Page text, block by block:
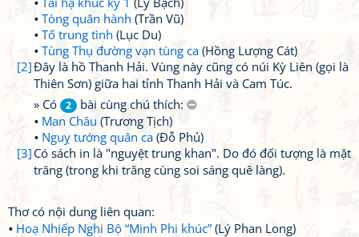
Tòng quân hành (Trần Vũ)
Tố trung tình (Lục Du)
Tùng Thụ đường vạn tùng ca (Hồng Lượng Cát)
[2]Đây là hồ Thanh Hải. Vùng này cũng có núi Kỳ Liên (gọi là
Thiên Sơn) giữa hai tỉnh Thanh Hải và Cam Túc.
» Có
2
bài cùng chú thích:
Man Châu (Trương Tịch)
Nguỵ tướng quân ca (Đỗ Phủ)
[3] Có sách in là "nguyệt trung khan". Do đó đối tượng là mặt
trăng (trong khi trăng cùng soi sáng quê làng).
Thơ có nội dung liên quan:
Hoạ Nhiếp Nghi Bộ “Minh Phi khúc” (Lý Phan Long)